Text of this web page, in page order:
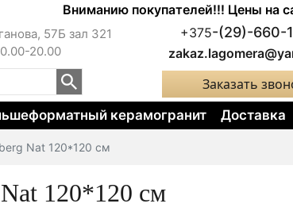
Вниманию покупателей!!! Цены на
57Б зал 321
20.00
+375-(29)-660-
Заказать
керамогранит Доставка
Nat 120*120 см
120*120 см